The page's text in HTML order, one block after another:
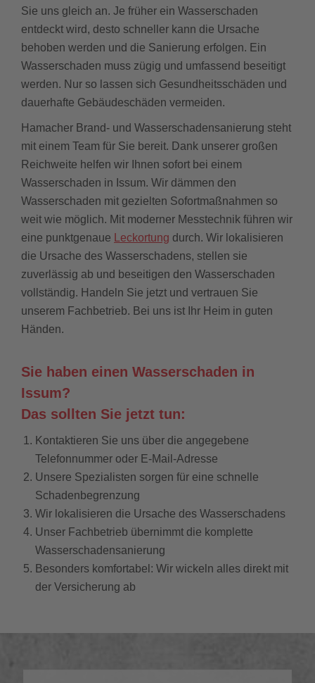
Sie uns gleich an. Je früher ein Wasserschaden
entdeckt wird, desto schneller kann die Ursache
behoben werden und die Sanierung erfolgen. Ein
Wasserschaden muss zügig und umfassend beseitigt
werden. Nur so lassen sich Gesundheitsschäden und
dauerhafte Gebäudeschäden vermeiden.
Hamacher Brand- und Wasserschadensanierung steht
mit einem Team für Sie bereit. Dank unserer großen
Reichweite helfen wir Ihnen sofort bei einem
Wasserschaden in Issum. Wir dämmen den
Wasserschaden mit gezielten Sofortmaßnahmen so
weit wie möglich. Mit moderner Messtechnik führen wir
eine punktgenaue
Leckortung durch. Wir lokalisieren
die Ursache des Wasserschadens, stellen sie
zuverlässig ab und beseitigen den Wasserschaden
vollständig. Handeln Sie jetzt und vertrauen Sie
unserem Fachbetrieb. Bei uns ist Ihr Heim in guten
Händen.
Sie haben einen Wasserschaden in
Issum?
Das sollten Sie jetzt tun:
Kontaktieren Sie uns über die angegebene
Telefonnummer oder E-Mail-Adresse
Unsere Spezialisten sorgen für eine schnelle
Schadenbegrenzung
Wir lokalisieren die Ursache des Wasserschadens
Unser Fachbetrieb übernimmt die komplette
Wasserschadensanierung
Besonders komfortabel: Wir wickeln alles direkt mit
der Versicherung ab